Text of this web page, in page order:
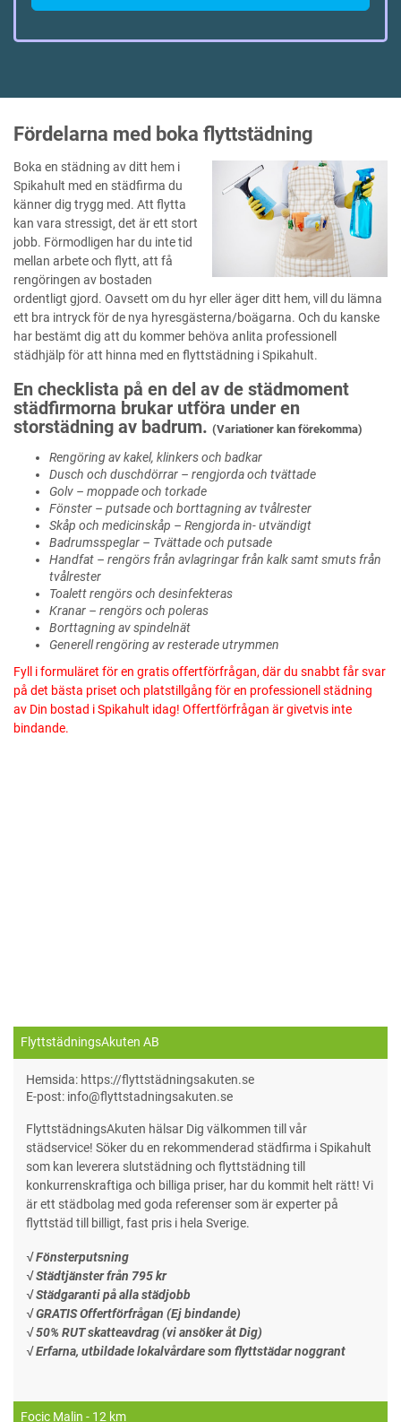
Fördelarna med boka flyttstädning
Boka en städning av ditt hem i
Spikahult med en städfirma du
känner dig trygg med. Att flytta
kan vara stressigt, det är ett stort
jobb. Förmodligen har du inte tid
mellan arbete och flytt, att få
rengöringen av bostaden
ordentligt gjord. Oavsett om du hyr eller äger ditt hem, vill du lämna
ett bra intryck för de nya hyresgästerna/boägarna. Och du kanske
har bestämt dig att du kommer behöva anlita professionell
städhjälp för att hinna med en flyttstädning i Spikahult.
En checklista på en del av de städmoment
städfirmorna brukar utföra under en
storstädning av badrum. (Variationer kan förekomma)
Rengöring av kakel, klinkers och badkar
Dusch och duschdörrar – rengjorda och tvättade
Golv – moppade och torkade
Fönster – putsade och borttagning av tvålrester
Skåp och medicinskåp – Rengjorda in- utvändigt
Badrumsspeglar – Tvättade och putsade
Handfat – rengörs från avlagringar från kalk samt smuts från
tvålrester
Toalett rengörs och desinfekteras
Kranar – rengörs och poleras
Borttagning av spindelnät
Generell rengöring av resterade utrymmen
Fyll i formuläret för en gratis offertförfrågan, där du snabbt får svar
på det bästa priset och platstillgång för en professionell städning
av Din bostad i Spikahult idag! Offertförfrågan är givetvis inte
bindande.
FlyttstädningsAkuten AB
Hemsida: https://flyttstädningsakuten.se
E-post: info@flyttstadningsakuten.se
FlyttstädningsAkuten hälsar Dig välkommen till vår
städservice! Söker du en rekommenderad städfirma i Spikahult
som kan leverera slutstädning och flyttstädning till
konkurrenskraftiga och billiga priser, har du kommit helt rätt! Vi
är ett städbolag med goda referenser som är experter på
flyttstäd till billigt, fast pris i hela Sverige.
√ Fönsterputsning
√ Städtjänster från 795 kr
√ Städgaranti på alla städjobb
√ GRATIS Offertförfrågan (Ej bindande)
√ 50% RUT skatteavdrag (vi ansöker åt Dig)
√ Erfarna, utbildade lokalvårdare som flyttstädar noggrant
Focic Malin - 12 km